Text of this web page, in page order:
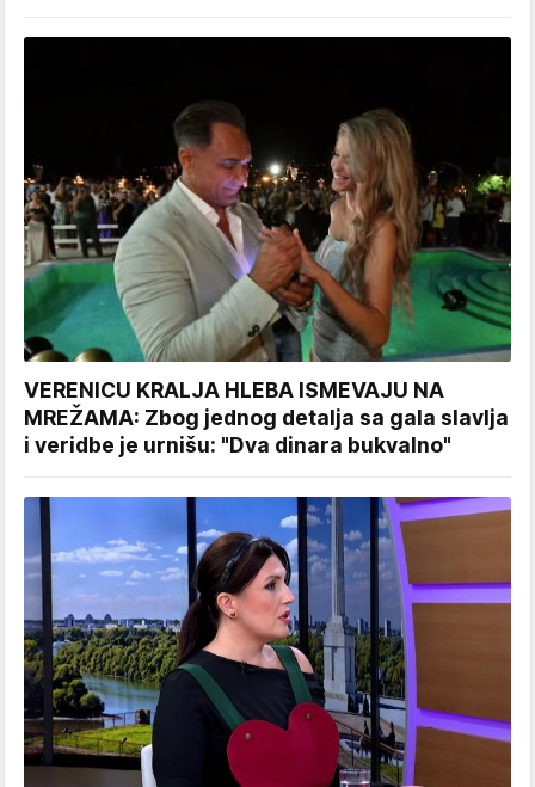
VERENICU KRALJA HLEBA ISMEVAJU NA
MREŽAMA: Zbog jednog detalja sa gala slavlja
i veridbe je urnišu: "Dva dinara bukvalno"